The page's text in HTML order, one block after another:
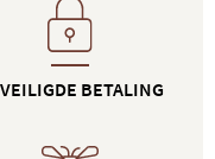
BETALING